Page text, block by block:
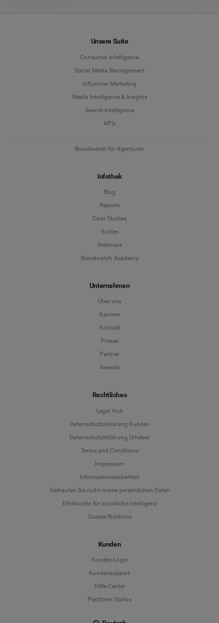
Unsere Suite
Consumer Intelligence
Social Media Management
Influencer Marketing
Media Intelligence & Insights
Search Intelligence
APIs
Brandwatch für Agenturen
Infothek
Blog
Reports
Case Studies
Guides
Webinare
Brandwatch Academy
Unternehmen
Über uns
Karriere
Kontakt
Presse
Partner
Awards
Rechtliches
Legal Hub
Datenschutzerklärung Kunden
Datenschutzerklärung Urheber
Terms and Conditions
Impressum
Informationssicherheit
Verkaufen Sie nicht meine persönlichen Daten
Ethikkodex für künstliche Intelligenz
Cookie Richtlinie
Kunden
Kunden-Login
Kundensupport
Hilfe-Center
Plattform Status
Deutsch
English